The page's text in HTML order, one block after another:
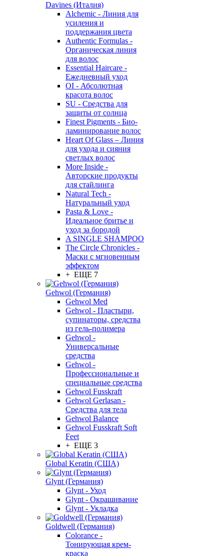
Davines (Италия)
Alchemic - Линия для
усиления и
поддержания цвета
Authentic Formulas -
Органическая линия
для волос
Essential Haircare -
Eжедневный уход
OI - Абсолютная
красота волос
SU - Средства для
защиты от солнца
Finest Pigments - Био-
ламинирование волос
Heart Of Glass – Линия
для ухода и сияния
светлых волос
More Inside -
Авторские продукты
для стайлинга
Natural Tech -
Натуральный уход
Pasta & Love -
Идеальное бритье и
уход за бородой
A SINGLE SHAMPOO
The Circle Chronicles -
Маски с мгновенным
эффектом
+ ЕЩЕ 7
Gehwol (Германия)
Gehwol Med
Gehwol - Пластыри,
супинаторы, средства
из гель-полимера
Gehwol -
Универсальные
средства
Gehwol -
Профессиональные и
специальные средства
Gehwol Fusskraft
Gehwol Gerlasan -
Средства для тела
Gehwol Balance
Gehwol Fusskraft Soft
Feet
+ ЕЩЕ 3
Global Keratin (США)
Glynt (Германия)
Glynt - Уход
Glynt - Окрашивание
Glynt - Укладка
Goldwell (Германия)
Colorance -
Тонирующая крем-
краска